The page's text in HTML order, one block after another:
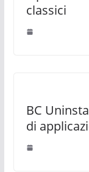
classici
BC
di